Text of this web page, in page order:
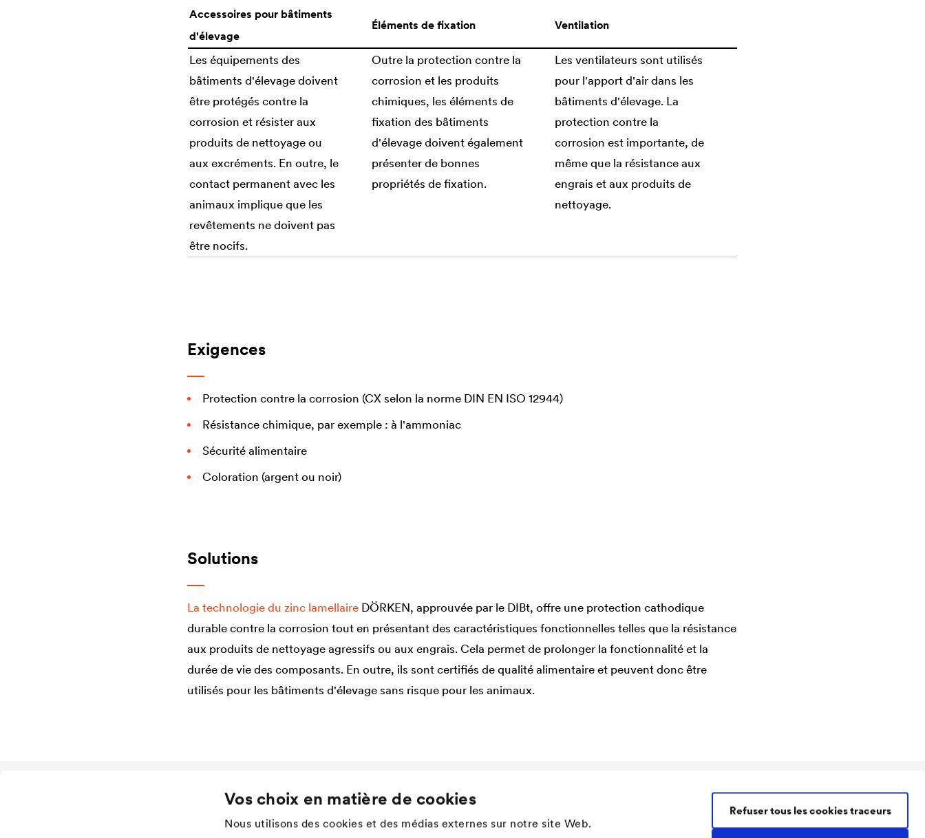
Vos choix en matière de cookies
Nous utilisons des cookies et des médias externes sur notre site Web.
Refuser tous les cookies traceurs
Accessoires pour bâtiments
d'élevage
Éléments de fixation Ventilation
Les équipements des
bâtiments d'élevage doivent
être protégés contre la
corrosion et résister aux
produits de nettoyage ou
aux excréments. En outre, le
contact permanent avec les
animaux implique que les
revêtements ne doivent pas
être nocifs.
Outre la protection contre la
corrosion et les produits
chimiques, les éléments de
fixation des bâtiments
d'élevage doivent également
présenter de bonnes
propriétés de fixation.
Les ventilateurs sont utilisés
pour l'apport d'air dans les
bâtiments d'élevage. La
protection contre la
corrosion est importante, de
même que la résistance aux
engrais et aux produits de
nettoyage.
Exigences
Protection contre la corrosion (CX selon la norme DIN EN ISO 12944)
Résistance chimique, par exemple : à l'ammoniac
Sécurité alimentaire
Coloration (argent ou noir)
Solutions
La technologie du zinc lamellaire DÖRKEN, approuvée par le DIBt, offre une protection cathodique
durable contre la corrosion tout en présentant des caractéristiques fonctionnelles telles que la résistance
aux produits de nettoyage agressifs ou aux engrais. Cela permet de prolonger la fonctionnalité et la
durée de vie des composants. En outre, ils sont certifiés de qualité alimentaire et peuvent donc être
utilisés pour les bâtiments d'élevage sans risque pour les animaux.
Téléchargement
Company
Structure
Contacter DÖRKEN Coatings